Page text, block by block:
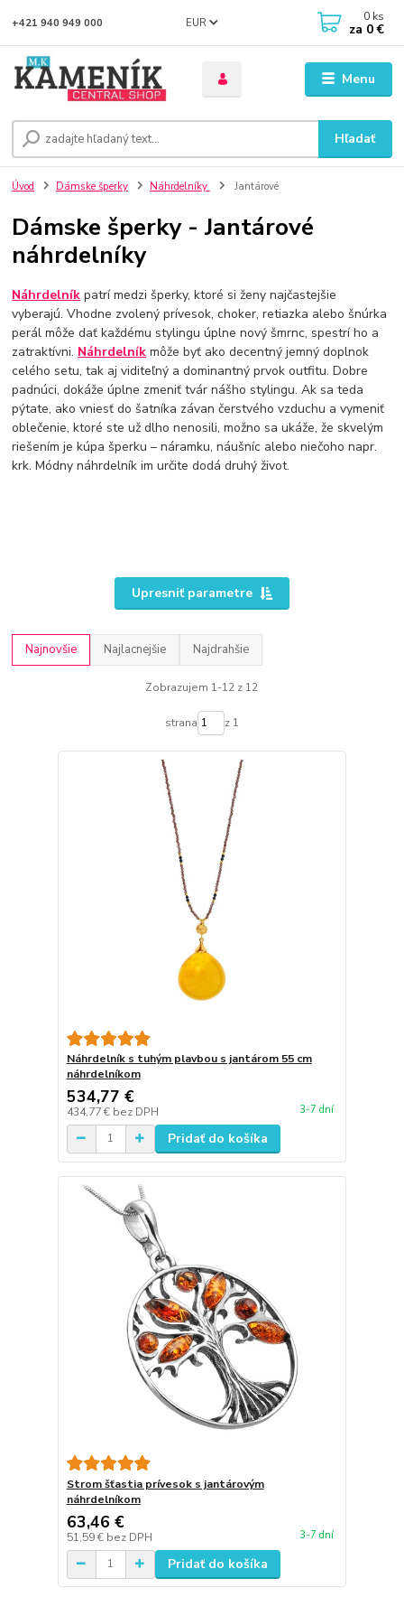
Menu
EUR
Hľadať
+421 940 949 000 0 ks
za 0 €
Úvod Dámske šperky Náhrdelníky Jantárové
Dámske šperky - Jantárové
náhrdelníky
Náhrdelník patrí medzi šperky, ktoré si ženy najčastejšie
vyberajú. Vhodne zvolený prívesok, choker, retiazka alebo šnúrka
perál môže dať každému stylingu úplne nový šmrnc, spestrí ho a
zatraktívni. Náhrdelník môže byť ako decentný jemný doplnok
celého setu, tak aj viditeľný a dominantný prvok outfitu. Dobre
padnúci, dokáže úplne zmeniť tvár nášho stylingu. Ak sa teda
pýtate, ako vniesť do šatníka závan čerstvého vzduchu a vymeniť
oblečenie, ktoré ste už dlho nenosili, možno sa ukáže, že skvelým
riešením je kúpa šperku – náramku, náušníc alebo niečoho napr.
krk. Módny náhrdelník im určite dodá druhý život.
Upresniť parametre
Najnovšie Najlacnejšie Najdrahšie
Zobrazujem 1-12 z 12
strana z 1
Náhrdelník s tuhým plavbou s jantárom 55 cm
náhrdelníkom
534,77 €
434,77 € bez DPH 3-7 dní
Pridať do košíka
Strom šťastia prívesok s jantárovým
náhrdelníkom
63,46 €
51,59 € bez DPH 3-7 dní
Pridať do košíka